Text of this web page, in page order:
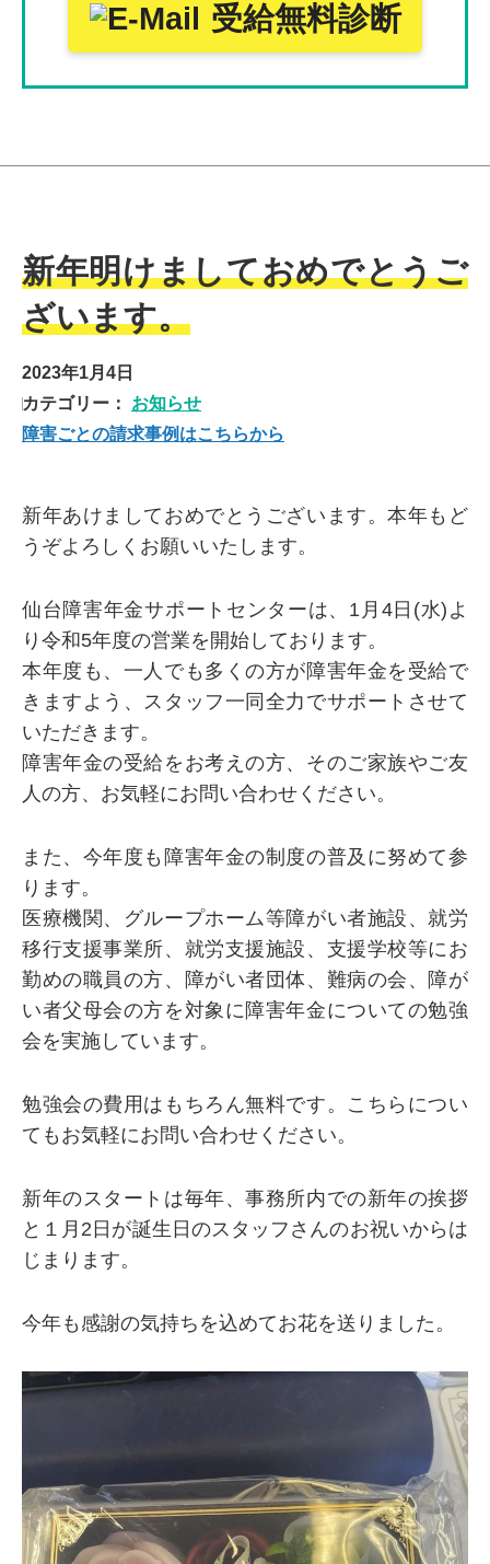
受給無料診断
新年明けましておめでとうご
ざいます。
2023年1月4日
カテゴリー： お知らせ
障害ごとの請求事例はこちらから
新年あけましておめでとうございます。本年もど
うぞよろしくお願いいたします。
仙台障害年金サポートセンターは、1月4日(水)よ
り令和5年度の営業を開始しております。
本年度も、一人でも多くの方が障害年金を受給で
きますよう、スタッフ一同全力でサポートさせて
いただきます。
障害年金の受給をお考えの方、そのご家族やご友
人の方、お気軽にお問い合わせください。
また、今年度も障害年金の制度の普及に努めて参
ります。
医療機関、グループホーム等障がい者施設、就労
移行支援事業所、就労支援施設、支援学校等にお
勤めの職員の方、障がい者団体、難病の会、障が
い者父母会の方を対象に障害年金についての勉強
会を実施しています。
勉強会の費用はもちろん無料です。こちらについ
てもお気軽にお問い合わせください。
新年のスタートは毎年、事務所内での新年の挨拶
と１月2日が誕生日のスタッフさんのお祝いからは
じまります。
今年も感謝の気持ちを込めてお花を送りました。